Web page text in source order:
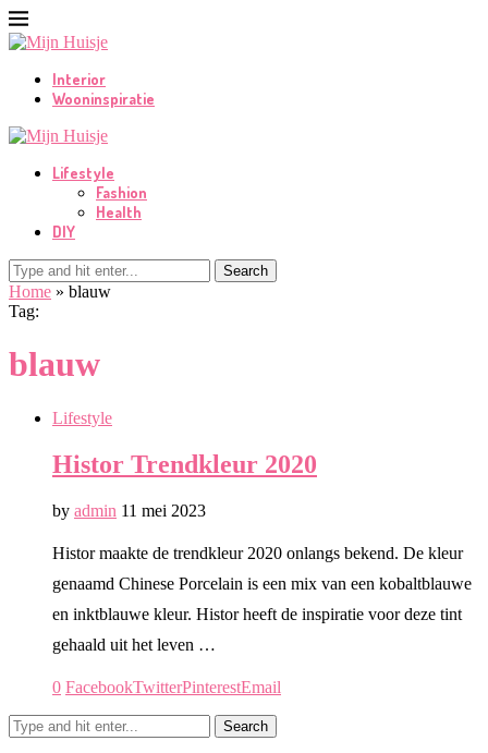
Interior
Wooninspiratie
Lifestyle
Fashion
Health
DIY
Search
Home » blauw
Tag:
blauw
Lifestyle
Histor Trendkleur 2020
by admin 11 mei 2023
Histor maakte de trendkleur 2020 onlangs bekend. De kleur
genaamd Chinese Porcelain is een mix van een kobaltblauwe
en inktblauwe kleur. Histor heeft de inspiratie voor deze tint
gehaald uit het leven …
0 FacebookTwitterPinterestEmail